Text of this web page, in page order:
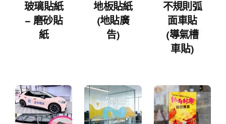
玻璃貼紙
– 磨砂貼
紙
地板貼紙
(地貼廣
告)
不規則弧
面車貼
(導氣槽
車貼)